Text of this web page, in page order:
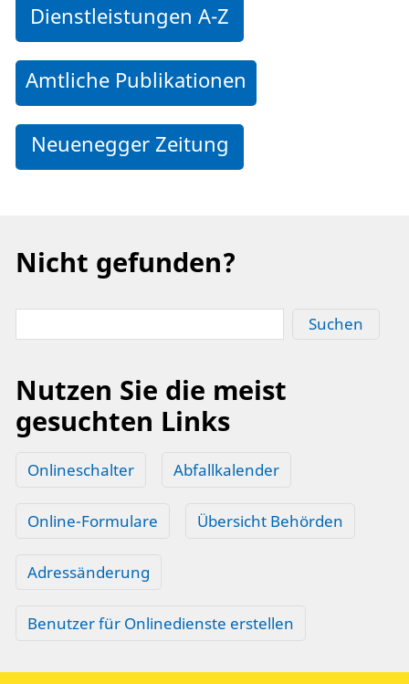
Dienstleistungen A-Z
Amtliche Publikationen
Neuenegger Zeitung
Nicht gefunden?
Suchen
Nutzen Sie die meist
gesuchten Links
Onlineschalter Abfallkalender
Online-Formulare Übersicht Behörden
Adressänderung
Benutzer für Onlinedienste erstellen